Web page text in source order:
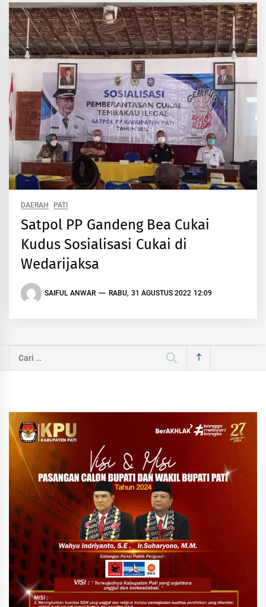
DAERAH PATI
Satpol PP Gandeng Bea Cukai
Kudus Sosialisasi Cukai di
Wedarijaksa
SAIFUL ANWAR RABU, 31 AGUSTUS 2022 12:09
Cari
untuk: